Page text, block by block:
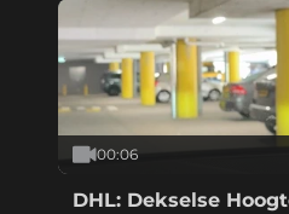
00:06
DHL: Dekselse